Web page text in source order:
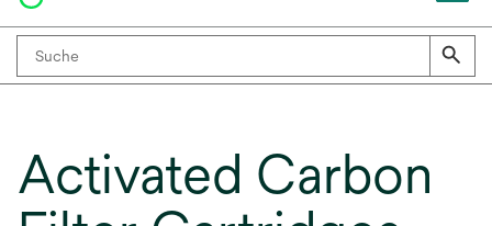
Activated Carbon